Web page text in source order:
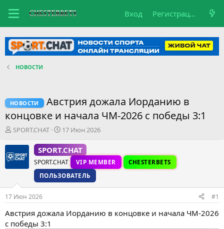
Вход Регистрация
НОВОСТИ
НОВОСТИ
Австрия дожала Иорданию в
концовке и начала ЧМ-2026 с победы 3:1
А
т
о
е
м
ы
SPORT.CHAT
Д
т
а
н
а
ч
л
а
17 Июн 2026
SPORT.CHAT
SPORT.CHAT VIP MEMBER
CHESTERBETS
ПОЛЬЗОВАТЕЛЬ
17 Июн 2026 #1
Австрия дожала Иорданию в концовке и начала ЧМ-2026
с победы 3:1